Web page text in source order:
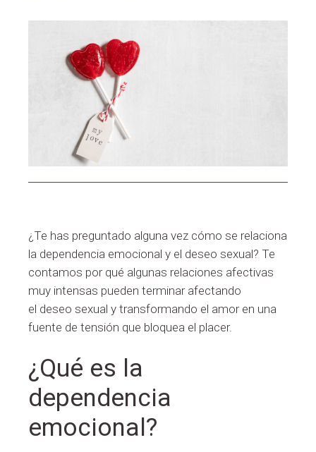
¿Te has preguntado alguna vez cómo se relaciona
la dependencia emocional y el deseo sexual? Te
contamos por qué algunas relaciones afectivas
muy intensas pueden terminar afectando
el deseo sexual y transformando el amor en una
fuente de tensión que bloquea el placer.
¿Qué es la
dependencia
emocional?